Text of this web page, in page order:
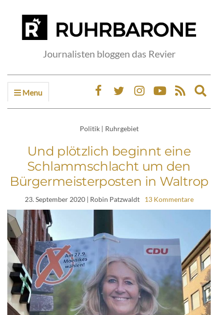
Journalisten bloggen das Revier
Menu
Politik | Ruhrgebiet
Und plötzlich beginnt eine
Schlammschlacht um den
Bürgermeisterposten in Waltrop
23. September 2020| Robin Patzwaldt 13 Kommentare